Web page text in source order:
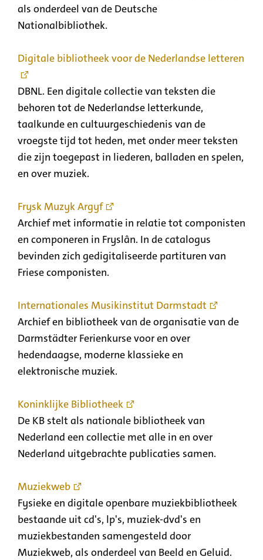
als onderdeel van de Deutsche
Nationalbibliothek.
Digitale bibliotheek voor de Nederlandse letteren
DBNL. Een digitale collectie van teksten die
behoren tot de Nederlandse letterkunde,
taalkunde en cultuurgeschiedenis van de
vroegste tijd tot heden, met onder meer teksten
die zijn toegepast in liederen, balladen en spelen,
en over muziek.
Frysk Muzyk Argyf
Archief met informatie in relatie tot componisten
en componeren in Fryslân. In de catalogus
bevinden zich gedigitaliseerde partituren van
Friese componisten.
Internationales Musikinstitut Darmstadt
Archief en bibliotheek van de organisatie van de
Darmstädter Ferienkurse voor en over
hedendaagse, moderne klassieke en
elektronische muziek.
Koninklijke Bibliotheek
De KB stelt als nationale bibliotheek van
Nederland een collectie met alle in en over
Nederland uitgebrachte publicaties samen.
Muziekweb
Fysieke en digitale openbare muziekbibliotheek
bestaande uit cd's, lp's, muziek-dvd's en
muziekbestanden samengesteld door
Muziekweb, als onderdeel van Beeld en Geluid.